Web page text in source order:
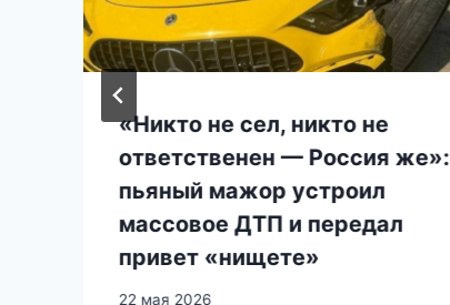
«Никто не сел, никто не
ответственен — Россия же»:
пьяный мажор устроил
массовое ДТП и передал
привет «нищете»
22 мая 2026